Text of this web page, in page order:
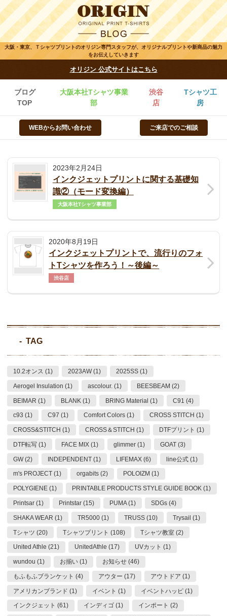
大阪・東京、Ｔシャツプリントのオリジン専門スタッフが、オリジナルプリントや新商品の魅力
をお伝えしていきます
オリジン 公式サイトはこちら
ブログ
TOP
大阪本社Tシャツ事業
部
渋谷
店
Tシャツ工
房
WEBからお問い合わせ ご来店でのご相談
2023年2月24日
インクジェットプリントに関する基礎知
識②（モード変換編）
大阪本社Tシャツ事業部
2020年8月19日
インクジェットプリントで、流行りのフォ
トTシャツを作ろう！～後編～
渋谷店
TAG
10.2オンス (1) 2023AW (1) 2025SS (1)
Aerogel Insulation (1) ascolour. (1) BEESBEAM (2)
BEIMAR (1) BLANK (1) BRING Material (1) C91 (4)
c93 (1) C97 (1) Comfort Colors (1) CROSS STITCH (1)
CROSS&STITCH (1) CROSS＆STITCH (1) DTFプリント (1)
DTF転写 (1) FACE MIX (1) glimmer (1) GOAT (3)
GW (2) INDEPENDENT (1) LIFEMAX (6) line公式 (1)
m's PROJECT (1) orgabits (2) POLOIZM (1)
POLYGIENE (1) PRINTABLE PRODUCTS STYLE GUIDE BOOK (1)
Printsar (1) Printstar (15) PUMA (1) SDGs (4)
SHAKA WEAR (1) TR5000 (1) TRUSS (10) Trysail (1)
Tシャツ (20) Tシャツプリント (108) Tシャツ教室 (2)
United Athle (21) UnitedAthle (17) UVカット (1)
wundou (1) お揃い (1) お知らせ (46)
もふもふブランケット (4) アウター (17) アウトドア (1)
アメリカンブランド (1) イベント (1) イベントハッピ (1)
インクジェット (61) インディゴ (1) インポート (2)